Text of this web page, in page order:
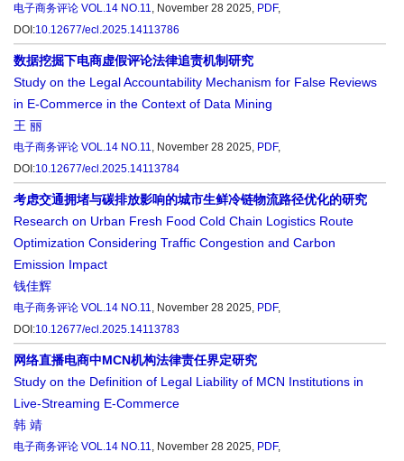
电子商务评论 VOL.14 NO.11, November 28 2025, PDF,
DOI:10.12677/ecl.2025.14113786
数据挖掘下电商虚假评论法律追责机制研究
Study on the Legal Accountability Mechanism for False Reviews
in E-Commerce in the Context of Data Mining
王 丽
电子商务评论 VOL.14 NO.11, November 28 2025, PDF,
DOI:10.12677/ecl.2025.14113784
考虑交通拥堵与碳排放影响的城市生鲜冷链物流路径优化的研究
Research on Urban Fresh Food Cold Chain Logistics Route
Optimization Considering Traffic Congestion and Carbon
Emission Impact
钱佳辉
电子商务评论 VOL.14 NO.11, November 28 2025, PDF,
DOI:10.12677/ecl.2025.14113783
网络直播电商中MCN机构法律责任界定研究
Study on the Definition of Legal Liability of MCN Institutions in
Live-Streaming E-Commerce
韩 靖
电子商务评论 VOL.14 NO.11, November 28 2025, PDF,